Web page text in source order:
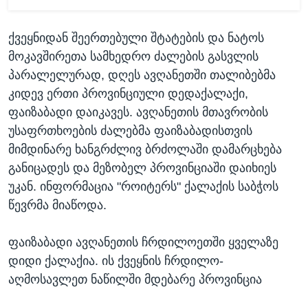
ქვეყნიდან შეერთებული შტატების და ნატოს
მოკავშირეთა სამხედრო ძალების გასვლის
პარალელურად, დღეს ავღანეთში თალიბებმა
კიდევ ერთი პროვინციული დედაქალაქი,
ფაიზაბადი დაიკავეს. ავღანეთის მთავრობის
უსაფრთხოების ძალებმა ფაიზაბადისთვის
მიმდინარე ხანგრძლივ ბრძოლაში დამარცხება
განიცადეს და მეზობელ პროვინციაში დაიხიეს
უკან. ინფორმაცია "როიტერს" ქალაქის საბჭოს
წევრმა მიაწოდა.
ფაიზაბადი ავღანეთის ჩრდილოეთში ყველაზე
დიდი ქალაქია. ის ქვეყნის ჩრდილო-
აღმოსავლეთ ნაწილში მდებარე პროვინცია